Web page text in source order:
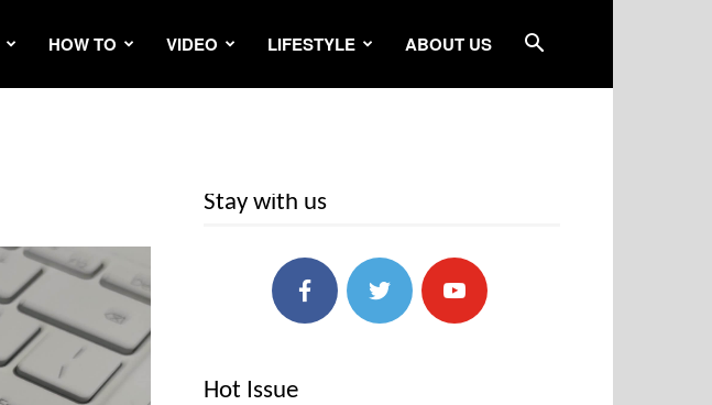
HOW TO VIDEO LIFESTYLE ABOUT US
Stay with us
Hot Issue